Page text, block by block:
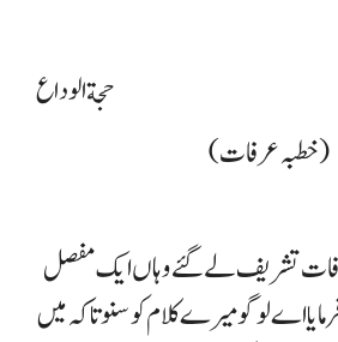
حجةالوداع
(خطبہ عرفات)
تشریف لے گئے وہاں ایک مفصل
فرمایا اے لوگو میرے کلام کو سنو تاکہ میں